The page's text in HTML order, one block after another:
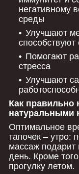
негативному
среды
Улучшают
способствуют
Помогают
стресса
Улучшают
Как правильно
натуральными
Оптимальное
тапочек – утро:
массаж подарит
день. Кроме
прогулку летом.